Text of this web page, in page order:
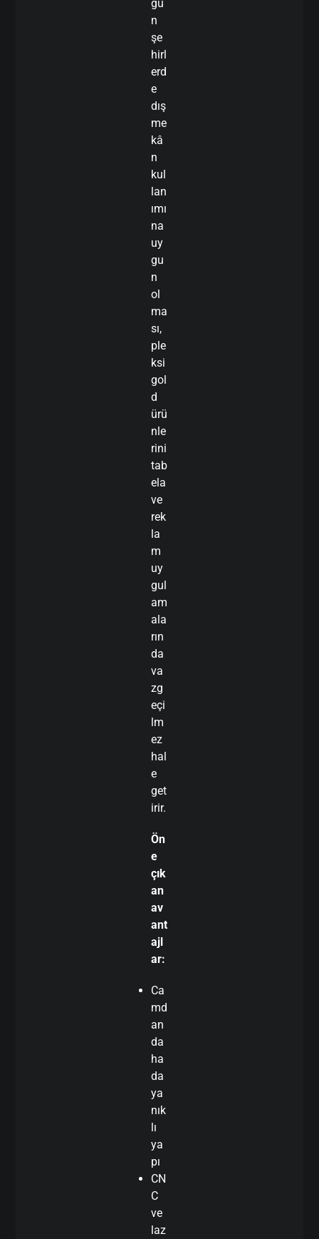
ğu
n
şe
hirl
erd
e
dış
me
kâ
n
kul
lan
ımı
na
uy
gu
n
ol
ma
sı,
ple
ksi
gol
d
ürü
nle
rini
tab
ela
ve
rek
la
m
uy
gul
am
ala
rın
da
va
zg
eçi
lm
ez
hal
e
get
irir.
Ön
e
çık
an
av
ant
ajl
ar:
Ca
md
an
da
ha
da
ya
nık
lı
ya
pı
CN
C
ve
laz